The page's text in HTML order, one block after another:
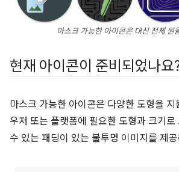
마스크 가능한 아이콘은 대신 전체 원
현재 아이콘이 준비되었나요
마스크 가능한 아이콘은 다양한 도형을
우저 또는 플랫폼에 필요한 도형과 크기로
수 있는 패딩이 있는 불투명 이미지를 제